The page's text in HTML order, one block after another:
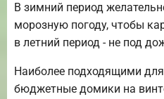
В зимний период
морозную погоду, чтобы
в летний период - не под
Наиболее подходящими
бюджетные домики на